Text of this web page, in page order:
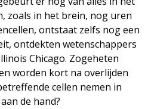
zoals in het brein, nog uren
ontstaat zelfs nog een
ontdekten wetenschappers
Chicago. Zogeheten
worden kort na overlijden
cellen nemen in
de hand?